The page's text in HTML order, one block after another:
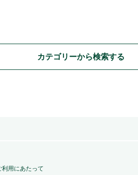
カテゴリーから検索する
用にあたって